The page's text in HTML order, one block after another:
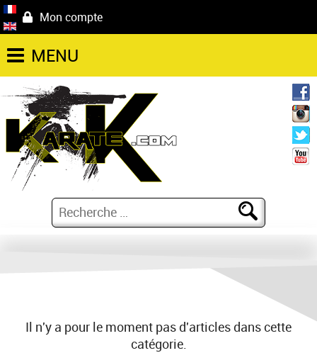
Mon compte
MENU
Il n'y a pour le moment pas d'articles dans cette
catégorie.